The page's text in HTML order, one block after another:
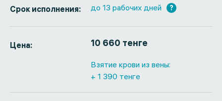
Срок исполнения: до 13 рабочих дней ?
Цена: 10 660 тенге
Взятие крови из вены:
+ 1 390 тенге